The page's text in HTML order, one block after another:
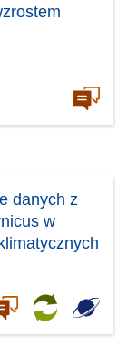
danych z
w